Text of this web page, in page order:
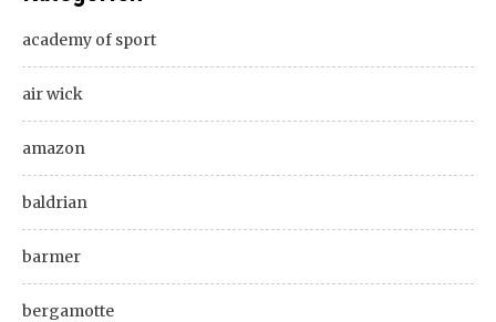
academy of sport
air wick
amazon
baldrian
barmer
bergamotte